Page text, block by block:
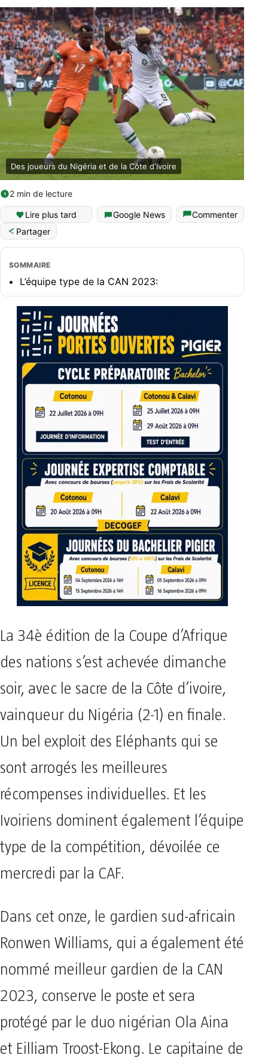
Des joueurs du Nigéria et de la Côte d'Ivoire
2 min de lecture
Lire plus tard Google News
Commenter
Partager
SOMMAIRE
L’équipe type de la CAN 2023:
La 34è édition de la Coupe d’Afrique
des nations s’est achevée dimanche
soir, avec le sacre de la Côte d’ivoire,
vainqueur du Nigéria (2-1) en finale.
Un bel exploit des Eléphants qui se
sont arrogés les meilleures
récompenses individuelles. Et les
Ivoiriens dominent également l’équipe
type de la compétition, dévoilée ce
mercredi par la CAF.
Dans cet onze, le gardien sud-africain
Ronwen Williams, qui a également été
nommé meilleur gardien de la CAN
2023, conserve le poste et sera
protégé par le duo nigérian Ola Aina
et Eilliam Troost-Ekong. Le capitaine de